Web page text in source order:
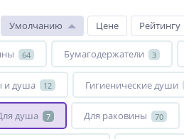
Умолчанию Цене Рейтингу
64 Бумагодержатели 3
и душа 12 Гигиенические души
душа 7 Для раковины 70